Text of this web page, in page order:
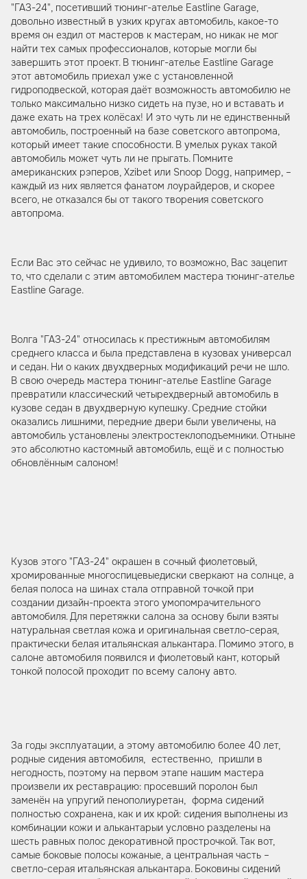
"ГАЗ-24", посетивший тюнинг-ателье Eastline Garage,
довольно известный в узких кругах автомобиль, какое-то
время он ездил от мастеров к мастерам, но никак не мог
найти тех самых профессионалов, которые могли бы
завершить этот проект. В тюнинг-ателье Eastline Garage
этот автомобиль приехал уже с установленной
гидроподвеской, которая даёт возможность автомобилю не
только максимально низко сидеть на пузе, но и вставать и
даже ехать на трех колёсах! И это чуть ли не единственный
автомобиль, построенный на базе советского автопрома,
который имеет такие способности. В умелых руках такой
автомобиль может чуть ли не прыгать. Помните
американских рэперов, Xzibet или Snoop Dogg, например, –
каждый из них является фанатом лоурайдеров, и скорее
всего, не отказался бы от такого творения советского
автопрома.
Если Вас это сейчас не удивило, то возможно, Вас зацепит
то, что сделали с этим автомобилем мастера тюнинг-ателье
Eastline Garage.
Волга "ГАЗ-24" относилась к престижным автомобилям
среднего класса и была представлена в кузовах универсал
и седан. Ни о каких двухдверных модификаций речи не шло.
В свою очередь мастера тюнинг-ателье Eastline Garage
превратили классический четырехдверный автомобиль в
кузове седан в двухдверную купешку. Средние стойки
оказались лишними, передние двери были увеличены, на
автомобиль установлены электростеклоподъемники. Отныне
это абсолютно кастомный автомобиль, ещё и с полностью
обновлённым салоном!
Кузов этого "ГАЗ-24" окрашен в сочный фиолетовый,
хромированные многоспицевыедиски сверкают на солнце, а
белая полоса на шинах стала отправной точкой при
создании дизайн-проекта этого умопомрачительного
автомобиля. Для перетяжки салона за основу были взяты
натуральная светлая кожа и оригинальная светло-серая,
практически белая итальянская алькантара. Помимо этого, в
салоне автомобиля появился и фиолетовый кант, который
тонкой полосой проходит по всему салону авто.
За годы эксплуатации, а этому автомобилю более 40 лет,
родные сидения автомобиля, естественно, пришли в
негодность, поэтому на первом этапе нашим мастера
произвели их реставрацию: просевший поролон был
заменён на упругий пенополиуретан, форма сидений
полностью сохранена, как и их крой: сидения выполнены из
комбинации кожи и алькантарыи условно разделены на
шесть равных полос декоративной прострочкой. Так вот,
самые боковые полосы кожаные, а центральная часть –
светло-серая итальянская алькантара. Боковины сидений